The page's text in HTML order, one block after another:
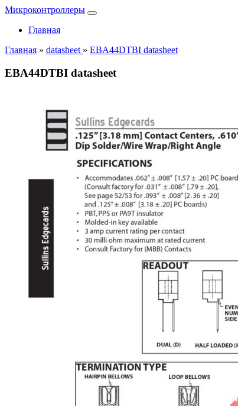
Микроконтроллеры
Главная
Главная » datasheet » EBA44DTBI datasheet
EBA44DTBI datasheet